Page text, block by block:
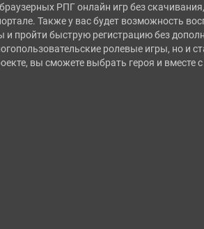
РПГ онлайн игр без
Также у вас будет возможность
и пройти быструю регистрацию без
ролевые игры, но и
вы сможете выбрать героя и вместе